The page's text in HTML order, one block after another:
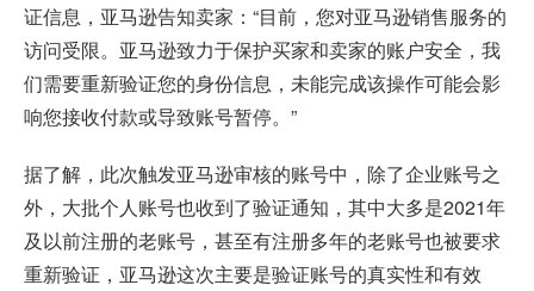
证信息，亚马逊告知卖家：“目前，您对亚马逊销售服务的
访问受限。亚马逊致力于保护买家和卖家的账户安全，我
们需要重新验证您的身份信息，未能完成该操作可能会影
响您接收付款或导致账号暂停。”
据了解，此次触发亚马逊审核的账号中，除了企业账号之
外，大批个人账号也收到了验证通知，其中大多是2021年
及以前注册的老账号，甚至有注册多年的老账号也被要求
重新验证，亚马逊这次主要是验证账号的真实性和有效